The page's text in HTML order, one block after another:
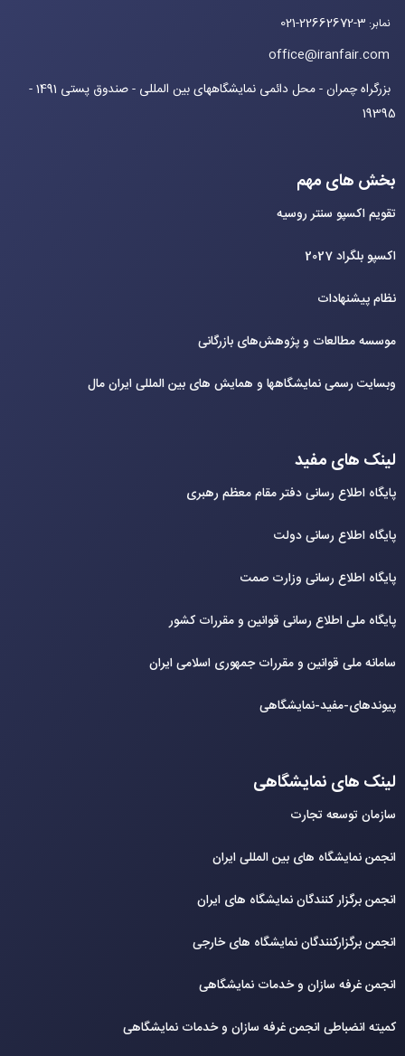
نمابر:
021-22662672-3
office@iranfair.com
بزرگراه چمران - محل دائمی نمایشگاههای بین المللی - صندوق پستی 1491 -
19395
بخش های مهم
تقویم اکسپو سنتر روسیه
اکسپو بلگراد 2027
نظام پیشنهادات
موسسه مطالعات و پژوهش‌های بازرگانی
وبسایت رسمی نمایشگاهها و همایش های بین‌ المللی ایران مال
لینک های مفید
پایگاه اطلاع رسانی دفتر مقام معظم رهبری
پایگاه اطلاع رسانی دولت
پایگاه اطلاع رسانی وزارت صمت
پایگاه ملی اطلاع رسانی قوانین و مقررات کشور
سامانه ملی قوانین و مقررات جمهوری اسلامی ایران
پیوندهای-مفید-نمایشگاهی
لینک های نمایشگاهی
سازمان توسعه تجارت
انجمن نمایشگاه های بین المللی ایران
انجمن برگزار کنندگان نمایشگاه های ایران
انجمن برگزارکنندگان نمایشگاه های خارجی
انجمن غرفه سازان و خدمات نمایشگاهی
کمیته انضباطی انجمن غرفه سازان و خدمات نمایشگاهی